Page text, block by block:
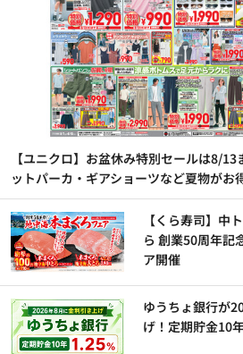
【ユニクロ】お盆休み特別セールは8/
ットパーカ・ギアショーツなど夏物がお
【くら寿司】中
ら 創業50周年記
ア開催
ゆうちょ銀行が
げ！定期貯金10